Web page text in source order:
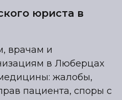
юриста в
врачам и
в Люберцах
жалобы,
пациента, споры с